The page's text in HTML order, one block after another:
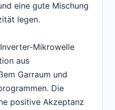
eine gute Mischung
legen.
Mikrowelle
aus
Garraum und
Die
positive Akzeptanz